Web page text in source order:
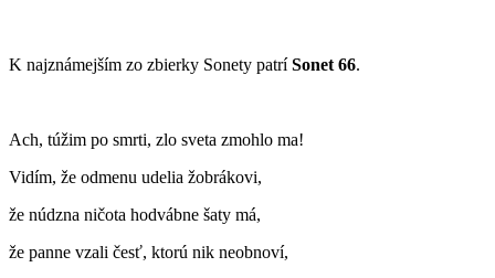
K najznámejším zo zbierky Sonety patríSonet 66.
Ach, túžim po smrti, zlo sveta zmohlo ma!
Vidím, že odmenu udelia žobrákovi,
že núdzna ničota hodvábne šaty má,
že panne vzali česť, ktorú nik neobnoví,